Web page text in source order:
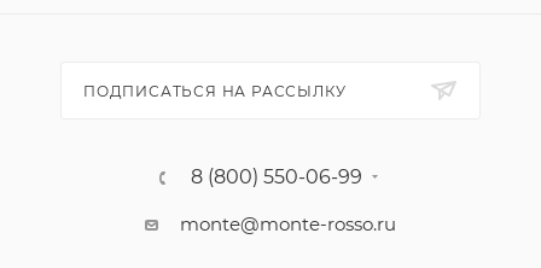
ПОДПИСАТЬСЯ НА РАССЫЛКУ
8 (800) 550-06-99
monte@monte-rosso.ru